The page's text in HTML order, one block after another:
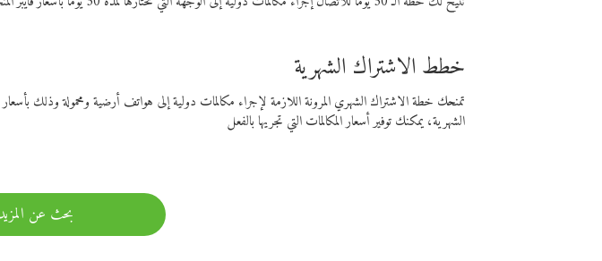
خطط الاشتراك الشهرية
تمنحك خطة الاشتراك الشهري المرونة اللازمة لإجراء مكالمات دولية إلى هواتف أرضية ومحمولة
الشهرية، يمكنك توفير أسعار المكالمات التي تجريها بالفعل
بحث عن